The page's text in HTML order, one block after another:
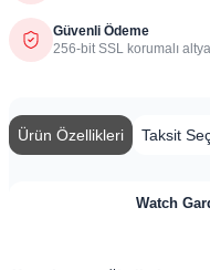
Güvenli Ödeme
256-bit SSL korumalı
Ürün Özellikleri Taksit
Watch